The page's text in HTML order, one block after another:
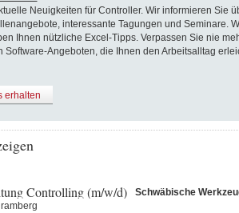
Neuigkeiten für Controller. Wir informieren Sie
interessante Tagungen und Seminare.
Ihnen nützliche Excel-Tipps. Verpassen Sie nie
Software-Angeboten, die Ihnen den Arbeitsalltag
erhalten
Controlling (m/w/d)
Schwäbische